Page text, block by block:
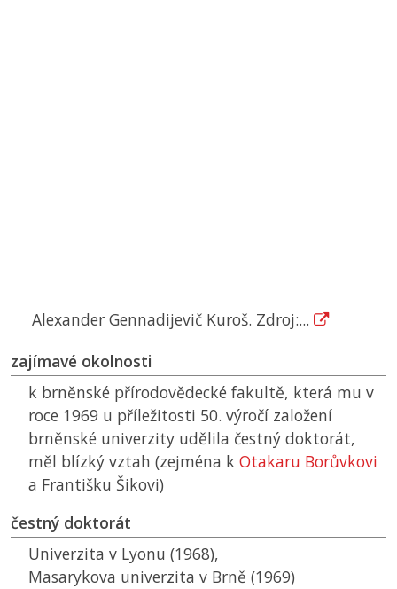
Alexander Gennadijevič Kuroš. Zdroj:...
zajímavé okolnosti
k brněnské přírodovědecké fakultě, která mu v
roce 1969 u příležitosti 50. výročí založení
brněnské univerzity udělila čestný doktorát,
měl blízký vztah (zejména k Otakaru Borůvkovi
a Františku Šikovi)
čestný doktorát
Univerzita v Lyonu (1968),
Masarykova univerzita v Brně (1969)